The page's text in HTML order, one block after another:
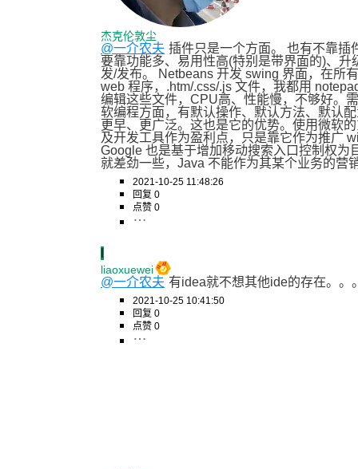
杰克伦敦尘
@一介农夫 插件只是一个方面。 也有不靠插
要靠功能多、易用性高(特别是带界面的)、
发/发布。 Netbeans 开发 swing 界面，在所
web 程序，.htm/.css/.js 文件，我都用
编辑这些文件，CPU高、性能慢，不够好。
软编程方面，有默认操作、默认方法、默认
更早、更广泛。这也是它的优势。使用微软
及开发工具作为盈利点，只是靠它作为推广
Google 也是基于增加移动搜索入口控制权为
就差劲一些，Java 不能作为其某个业务的营
2021-10-25 11:48:26
回复 0
点赞 0
liaoxuewei
@一介农夫 有idea就不想其他ide的存在。。
2021-10-25 10:41:50
回复 0
点赞 0